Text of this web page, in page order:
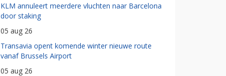
KLM annuleert meerdere vluchten naar Barcelona
door staking
05 aug 26
Transavia opent komende winter nieuwe route
vanaf Brussels Airport
05 aug 26